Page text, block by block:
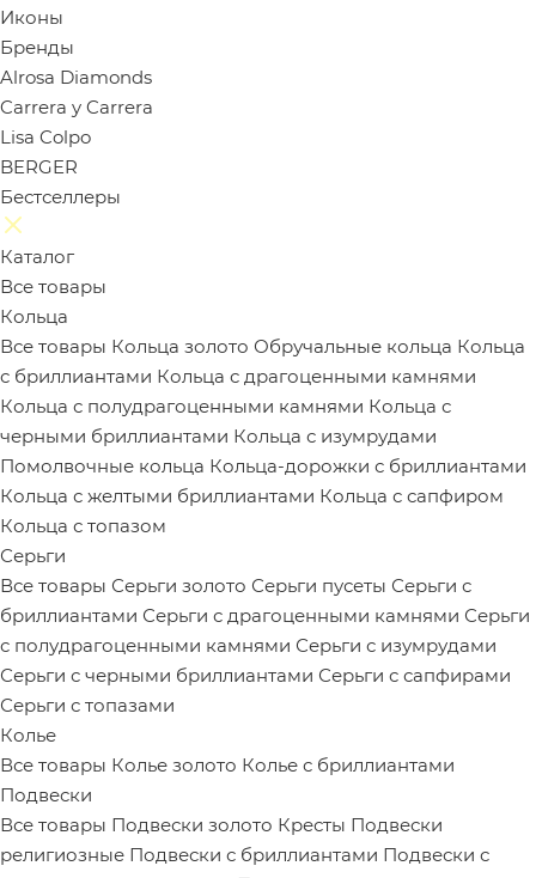
Иконы
Бренды
Alrosa Diamonds
Carrera y Carrera
Lisa Colpo
BERGER
Бестселлеры
Каталог
Все товары
Кольца
Все товары Кольца золото Обручальные кольца Кольца
с бриллиантами Кольца с драгоценными камнями
Кольца с полудрагоценными камнями Кольца с
черными бриллиантами Кольца с изумрудами
Помолвочные кольца Кольца-дорожки с бриллиантами
Кольца с желтыми бриллиантами Кольца с сапфиром
Кольца с топазом
Серьги
Все товары Серьги золото Серьги пусеты Серьги с
бриллиантами Серьги с драгоценными камнями Серьги
с полудрагоценными камнями Серьги с изумрудами
Серьги с черными бриллиантами Серьги с сапфирами
Серьги с топазами
Колье
Все товары Колье золото Колье с бриллиантами
Подвески
Все товары Подвески золото Кресты Подвески
религиозные Подвески с бриллиантами Подвески с